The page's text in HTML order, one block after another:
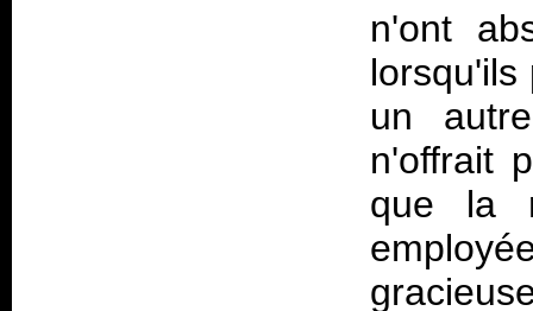
n'ont
lorsqu'ils
un
n'offrait
que la